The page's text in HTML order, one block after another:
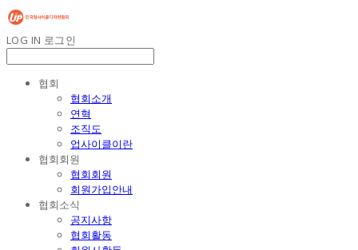
LOG IN 로그인
협회
협회소개
연혁
조직도
업사이클이란
협회회원
협회회원
회원가입안내
협회소식
공지사항
협회활동